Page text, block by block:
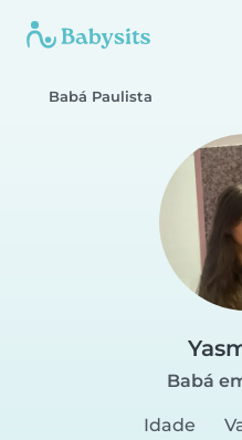
Babá Paulista
Babá
Idade